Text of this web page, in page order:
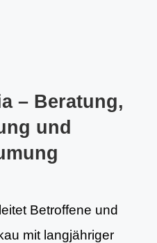
– Beratung,
und
Betroffene und
mit langjähriger